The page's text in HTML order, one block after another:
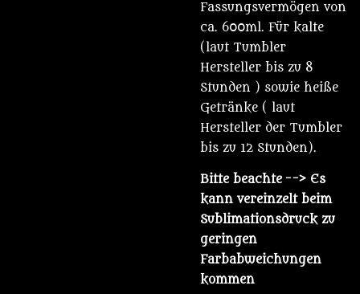
Fassungsvermögen von
ca. 600ml. Für kalte
(laut Tumbler
Hersteller bis zu 8
Stunden ) sowie heiße
Getränke ( laut
Hersteller der Tumbler
bis zu 12 Stunden).
Bitte beachte --> Es
kann vereinzelt beim
Sublimationsdruck zu
geringen
Farbabweichungen
kommen